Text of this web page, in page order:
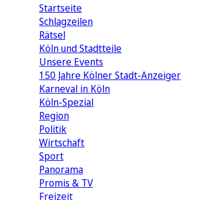
Startseite
Schlagzeilen
Rätsel
Köln und Stadtteile
Unsere Events
150 Jahre Kölner Stadt-Anzeiger
Karneval in Köln
Köln-Spezial
Region
Politik
Wirtschaft
Sport
Panorama
Promis & TV
Freizeit